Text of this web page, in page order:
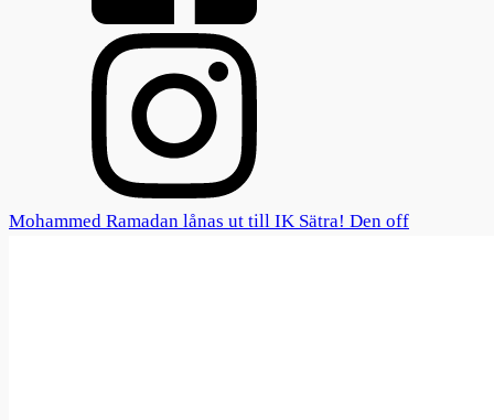
Mohammed Ramadan lånas ut till IK Sätra! Den off